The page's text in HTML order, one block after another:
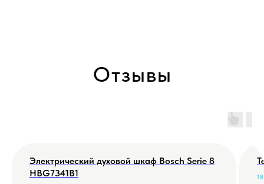
Отзывы
Электрический духовой шкаф Bosch Serie 8
HBG7341B1